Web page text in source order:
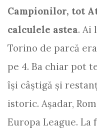
Campionilor, tot
calculele astea. Ai
Torino de parcă
pe 4. Ba chiar pot
își câștigă și
istoric. Așadar,
Europa League. La